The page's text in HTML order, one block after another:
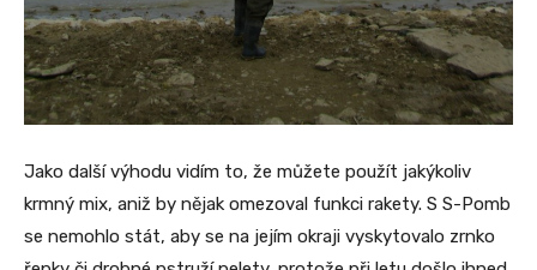
Jako další výhodu vidím to, že můžete použít jakýkoliv
krmný mix, aniž by nějak omezoval funkci rakety. S S-Pomb
se nemohlo stát, aby se na jejím okraji vyskytovalo zrnko